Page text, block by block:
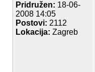
Pridružen: 18-06-
2008 14:05
Postovi: 2112
Lokacija: Zagreb